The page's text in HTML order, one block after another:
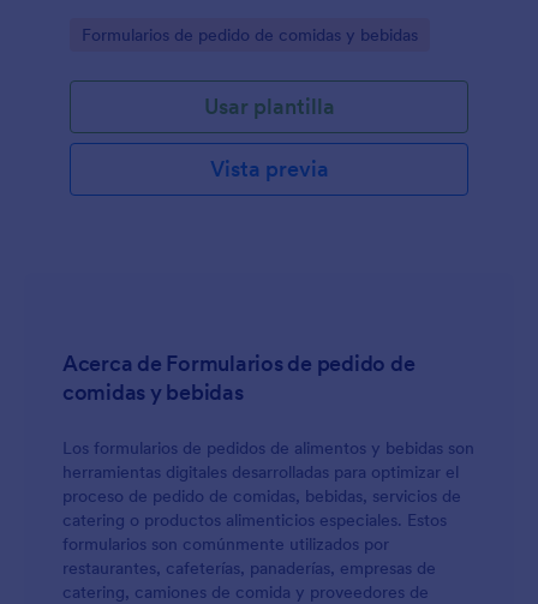
fácilmente. Únicamente debéis personalizar el
necesidades y que, o bien, lo podáis poner también
en vuestra página web o lo compartáis como un
recipiente. Seréis capaces de tener la información
de contacto, seleccionar la fecha y la hora de
recogida. Instantáneamente, recibiréis los pedidos
y soltad los campos y elementos visuales hasta que
estéis satisfechos con el diseño de vuestra plantilla.
Sentiros en total libertad de añadir franjas de
incluso integrar el formulario con otras Apps con las
que ya trabajáis, como puede ser Google Drive o
Dropbox, para que así automáticamente se
sincronicen los datos de envío a estas cuentas.
Alimentad a vuestra comunidad asegurando que
reciben las comidas en el horario establecido con el
formulario de recogida de comidas.
Go to Category:
Formularios de pedido de comidas y bebidas
Usar plantilla
Vista previa
Acerca de Formularios de pedido de
comidas y bebidas
Los formularios de pedidos de alimentos y bebidas son
herramientas digitales desarrolladas para optimizar el
proceso de pedido de comidas, bebidas, servicios de
catering o productos alimenticios especiales. Estos
formularios son comúnmente utilizados por
restaurantes, cafeterías, panaderías, empresas de
catering, camiones de comida y proveedores de